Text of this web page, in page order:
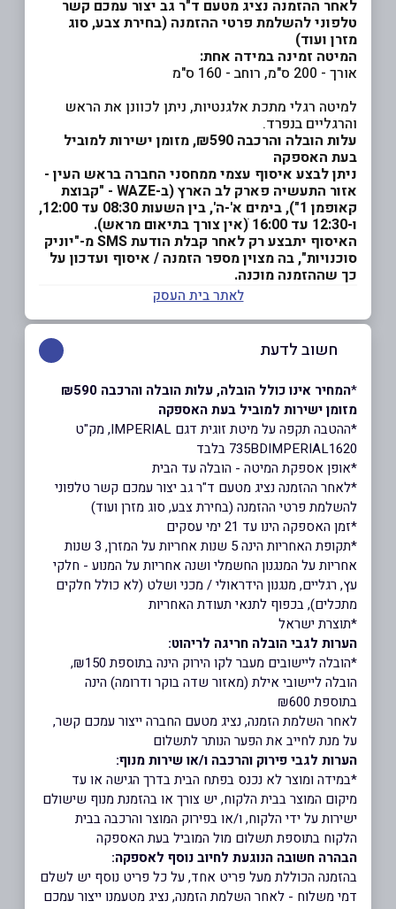
לאחר ההזמנה נציג מטעם ד"ר גב יצור עמכם קשר
טלפוני להשלמת פרטי ההזמנה (בחירת צבע, סוג
מזרן ועוד)
המיטה זמינה במידה אחת:
​​אורך - 200 ס"מ, רוחב - 160 ס"מ
למיטה רגלי מתכת אלגנטיות, ניתן לכוונן את הראש
והרגליים בנפרד.
עלות הובלה והרכבה ₪590, מזומן ישירות למוביל
בעת האספקה
ניתן לבצע איסוף עצמי ממחסני החברה בראש העין -
אזור התעשיה פארק לב הארץ (ב-WAZE - "קבוצת
קאופמן 1"), בימים א'-ה', בין השעות 08:30 עד 12:00,
ו-12:30 עד 16:00 ׁ(אין צורך בתיאום מראש).
האיסוף יתבצע רק לאחר קבלת הודעת SMS מ-"יוניק
סוכנויות", בה מצוין מספר הזמנה / איסוף ועדכון על
כך שההזמנה מוכנה.
לאתר בית העסק
חשוב לדעת
*
המחיר אינו כולל הובלה, עלות הובלה והרכבה ₪590
מזומן ישירות למוביל בעת האספקה
*ההטבה תקפה על מיטת זוגית דגם IMPERIAL, מק"ט
735BDIMPERIAL1620 בלבד
*אופן אספקת המיטה - הובלה עד הבית
*לאחר ההזמנה נציג מטעם ד"ר גב יצור עמכם קשר טלפוני
להשלמת פרטי ההזמנה (בחירת צבע, סוג מזרן ועוד)
*זמן האספקה הינו עד 21 ימי עסקים
*תקופת האחריות הינה 5 שנות אחריות על המזרן, 3 שנות
אחריות על המנגנון החשמלי ושנה אחריות על המנוע - חלקי
עץ, רגליים, מנגנון הידראולי / מכני ושלט (לא כולל חלקים
מתכלים), בכפוף לתנאי תעודת האחריות
*תוצרת ישראל
הערות לגבי הובלה חריגה לריהוט:
*הובלה ליישובים מעבר לקו הירוק הינה בתוספת ₪150,
הובלה ליישובי אילת (מאזור שדה בוקר ודרומה) הינה
בתוספת ₪600
לאחר השלמת הזמנה, נציג מטעם החברה ייצור עמכם קשר,
על מנת לחייב את הפער הנותר לתשלום
הערות לגבי פירוק והרכבה ו/או שירות מנוף:
*במידה ומוצר לא נכנס בפתח הבית בדרך הגישה או עד
מיקום המוצר בבית הלקוח, יש צורך או בהזמנת מנוף שישולם
ישירות על ידי הלקוח, ו/או בפירוק המוצר והרכבה בבית
הלקוח בתוספת תשלום מול המוביל בעת האספקה
הבהרה חשובה הנוגעת לחיוב נוסף לאספקה:
בהזמנה הכוללת מעל פריט אחד, על כל פריט נוסף יש לשלם
דמי משלוח - לאחר השלמת הזמנה, נציג מטעמנו ייצור עמכם